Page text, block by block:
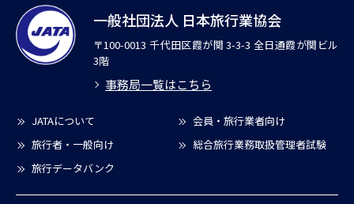
一般社団法人 日本旅行業協会
〒100-0013 千代田区霞が関 3-3-3 全日通霞が関ビル
3階
事務局一覧はこちら
JATAについて
会員・旅行業者向け
旅行者・一般向け
総合旅行業務取扱管理者試験
旅行データバンク